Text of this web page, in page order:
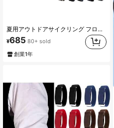
夏用アウトドアサイクリング フローラル アームスリーブタトゥー 10枚セット、スポーツ トラベル フィッシング UV 保護 一時的タトゥーアームスリーブ、フェスティバル、男性ギフト、キャンプ
¥685 80+ sold
創業1年